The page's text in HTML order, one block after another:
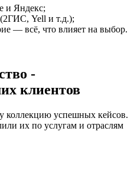
и Яндекс;
(2ГИС, Yell и т.д.);
— всё, что влияет на выбор.
-
клиентов
коллекцию успешных кейсов.
их по услугам и отраслям